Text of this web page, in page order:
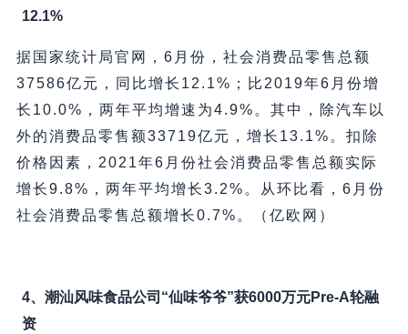
12.1%
据国家统计局官网，6月份，社会消费品零售总额
37586亿元，同比增长12.1%；比2019年6月份增
长10.0%，两年平均增速为4.9%。其中，除汽车以
外的消费品零售额33719亿元，增长13.1%。扣除
价格因素，2021年6月份社会消费品零售总额实际
增长9.8%，两年平均增长3.2%。从环比看，6月份
社会消费品零售总额增长0.7%。（亿欧网）
4、潮汕风味食品公司“仙味爷爷”获6000万元Pre-A轮融
资